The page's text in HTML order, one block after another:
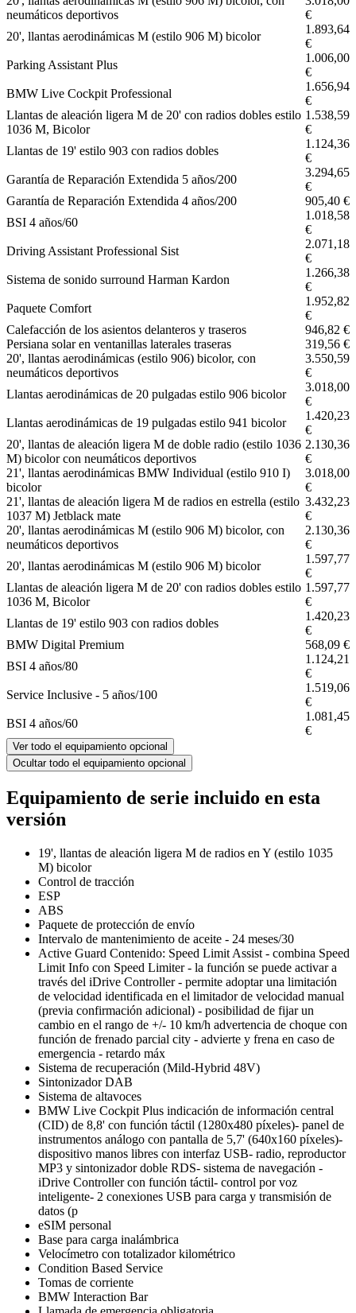
neumáticos deportivos
€
20', llantas aerodinámicas M (estilo 906 M) bicolor
1.893,64
€
Parking Assistant Plus
1.006,00
€
BMW Live Cockpit Professional
1.656,94
€
Llantas de aleación ligera M de 20' con radios dobles estilo
1036 M, Bicolor
1.538,59
€
Llantas de 19' estilo 903 con radios dobles
1.124,36
€
Garantía de Reparación Extendida 5 años/200
3.294,65
€
Garantía de Reparación Extendida 4 años/200
905,40 €
BSI 4 años/60
1.018,58
€
Driving Assistant Professional Sist
2.071,18
€
Sistema de sonido surround Harman Kardon
1.266,38
€
Paquete Comfort
1.952,82
€
Calefacción de los asientos delanteros y traseros
946,82 €
Persiana solar en ventanillas laterales traseras
319,56 €
20', llantas aerodinámicas (estilo 906) bicolor, con
neumáticos deportivos
3.550,59
€
Llantas aerodinámicas de 20 pulgadas estilo 906 bicolor
3.018,00
€
Llantas aerodinámicas de 19 pulgadas estilo 941 bicolor
1.420,23
€
20', llantas de aleación ligera M de doble radio (estilo 1036
M) bicolor con neumáticos deportivos
2.130,36
€
21', llantas aerodinámicas BMW Individual (estilo 910 I)
bicolor
3.018,00
€
21', llantas de aleación ligera M de radios en estrella (estilo
1037 M) Jetblack mate
3.432,23
€
20', llantas aerodinámicas M (estilo 906 M) bicolor, con
neumáticos deportivos
2.130,36
€
20', llantas aerodinámicas M (estilo 906 M) bicolor
1.597,77
€
Llantas de aleación ligera M de 20' con radios dobles estilo
1036 M, Bicolor
1.597,77
€
Llantas de 19' estilo 903 con radios dobles
1.420,23
€
BMW Digital Premium
568,09 €
BSI 4 años/80
1.124,21
€
Service Inclusive - 5 años/100
1.519,06
€
BSI 4 años/60
1.081,45
€
Ver todo el equipamiento opcional
Ocultar todo el equipamiento opcional
Equipamiento de serie incluido en esta
versión
19', llantas de aleación ligera M de radios en Y (estilo 1035
M) bicolor
Control de tracción
ESP
ABS
Paquete de protección de envío
Intervalo de mantenimiento de aceite - 24 meses/30
Active Guard Contenido: Speed Limit Assist - combina Speed
Limit Info con Speed Limiter - la función se puede activar a
través del iDrive Controller - permite adoptar una limitación
de velocidad identificada en el limitador de velocidad manual
(previa confirmación adicional) - posibilidad de fijar un
cambio en el rango de +/- 10 km/h advertencia de choque con
función de frenado parcial city - advierte y frena en caso de
emergencia - retardo máx
Sistema de recuperación (Mild-Hybrid 48V)
Sintonizador DAB
Sistema de altavoces
BMW Live Cockpit Plus indicación de información central
(CID) de 8,8' con función táctil (1280x480 píxeles)- panel de
instrumentos análogo con pantalla de 5,7' (640x160 píxeles)-
dispositivo manos libres con interfaz USB- radio, reproductor
MP3 y sintonizador doble RDS- sistema de navegación -
iDrive Controller con función táctil- control por voz
inteligente- 2 conexiones USB para carga y transmisión de
datos (p
eSIM personal
Base para carga inalámbrica
Velocímetro con totalizador kilométrico
Condition Based Service
Tomas de corriente
BMW Interaction Bar